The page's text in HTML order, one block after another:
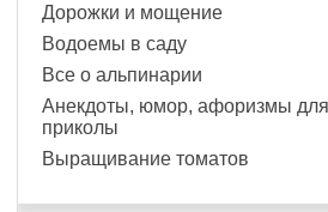
Дорожки и мощение
Водоемы в саду
Все о альпинарии
Анекдоты, юмор, афоризмы
приколы
Выращивание томатов